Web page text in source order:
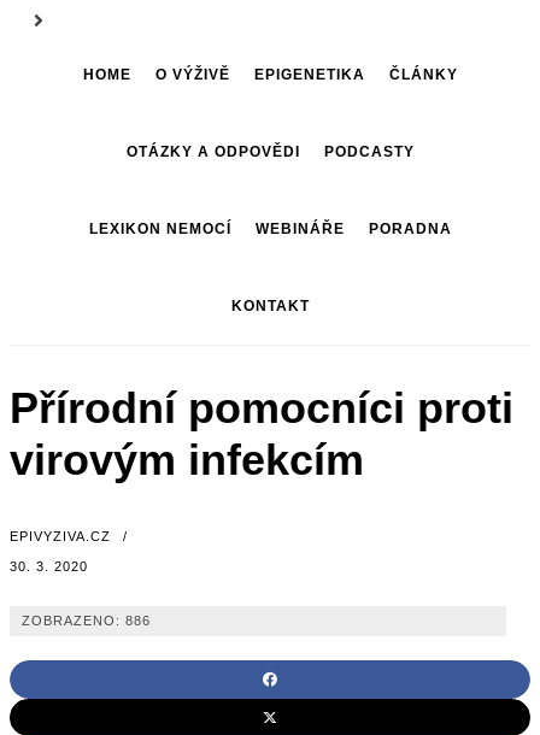
HOME O VÝŽIVĚ EPIGENETIKA ČLÁNKY
OTÁZKY A ODPOVĚDI PODCASTY
LEXIKON NEMOCÍ WEBINÁŘE PORADNA
KONTAKT
Přírodní pomocníci proti
virovým infekcím
EPIVYZIVA.CZ /
30. 3. 2020
ZOBRAZENO: 886